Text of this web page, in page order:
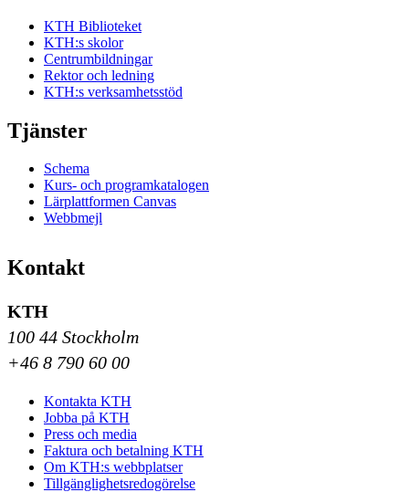
KTH Biblioteket
KTH:s skolor
Centrumbildningar
Rektor och ledning
KTH:s verksamhetsstöd
Tjänster
Schema
Kurs- och programkatalogen
Lärplattformen Canvas
Webbmejl
Kontakt
KTH
100 44 Stockholm
+46 8 790 60 00
Kontakta KTH
Jobba på KTH
Press och media
Faktura och betalning KTH
Om KTH:s webbplatser
Tillgänglighetsredogörelse